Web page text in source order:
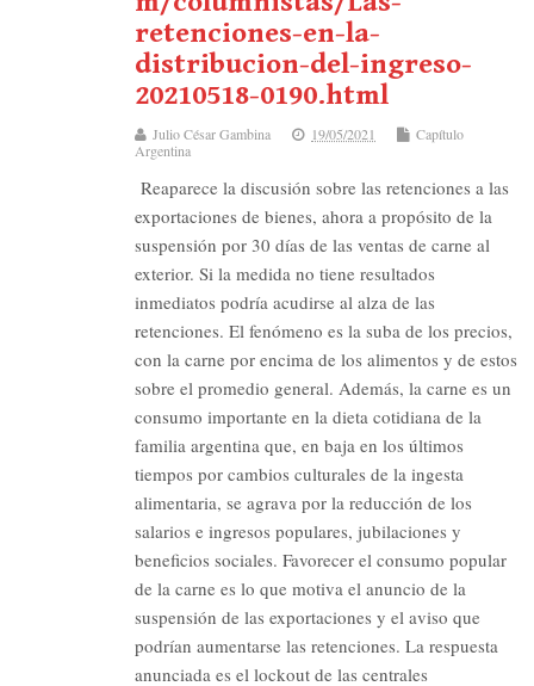
retenciones-en-la-
distribucion-del-ingreso-
20210518-0190.html
Julio César Gambina 19/05/2021
Capítulo
Argentina
Reaparece la discusión sobre las retenciones a las
exportaciones de bienes, ahora a propósito de la
suspensión por 30 días de las ventas de carne al
exterior. Si la medida no tiene resultados
inmediatos podría acudirse al alza de las
retenciones. El fenómeno es la suba de los precios,
con la carne por encima de los alimentos y de estos
sobre el promedio general. Además, la carne es un
consumo importante en la dieta cotidiana de la
familia argentina que, en baja en los últimos
tiempos por cambios culturales de la ingesta
alimentaria, se agrava por la reducción de los
salarios e ingresos populares, jubilaciones y
beneficios sociales. Favorecer el consumo popular
de la carne es lo que motiva el anuncio de la
suspensión de las exportaciones y el aviso que
podrían aumentarse las retenciones. La respuesta
anunciada es el lockout de las centrales